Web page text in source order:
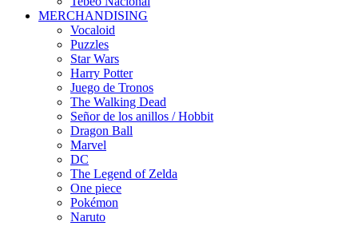
MERCHANDISING
Vocaloid
Puzzles
Star Wars
Harry Potter
Juego de Tronos
The Walking Dead
Señor de los anillos / Hobbit
Dragon Ball
Marvel
DC
The Legend of Zelda
One piece
Pokémon
Naruto